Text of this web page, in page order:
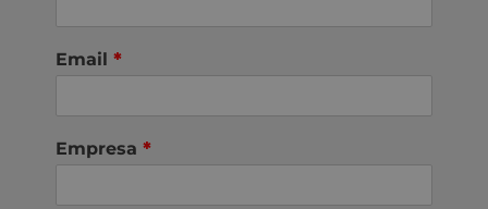
Email *
Empresa *